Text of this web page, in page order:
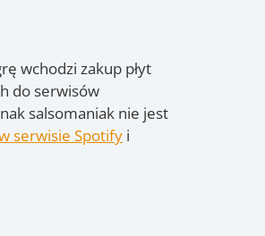
wchodzi zakup płyt
do serwisów
salsomaniak nie jest
serwisie Spotify i